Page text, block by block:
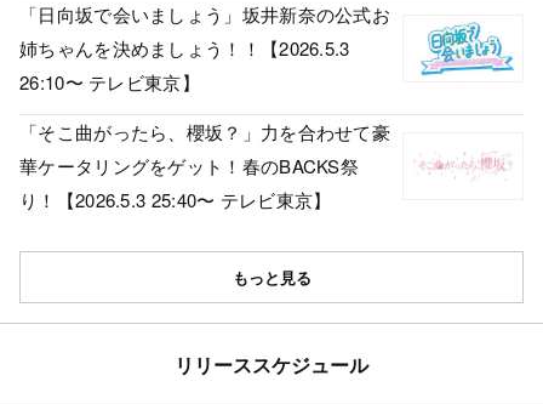
「日向坂で会いましょう」坂井新奈の公式お
姉ちゃんを決めましょう！！【2026.5.3
26:10〜 テレビ東京】
「そこ曲がったら、櫻坂？」力を合わせて豪
華ケータリングをゲット！春のBACKS祭
り！【2026.5.3 25:40〜 テレビ東京】
もっと見る
リリーススケジュール